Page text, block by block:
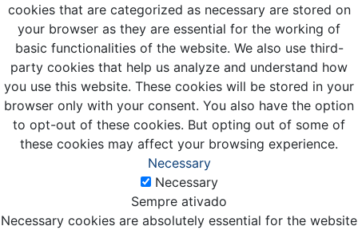
cookies that are categorized as necessary are stored on
your browser as they are essential for the working of
basic functionalities of the website. We also use third-
party cookies that help us analyze and understand how
you use this website. These cookies will be stored in your
browser only with your consent. You also have the option
to opt-out of these cookies. But opting out of some of
these cookies may affect your browsing experience.
Necessary
Necessary
Sempre ativado
Necessary cookies are absolutely essential for the website